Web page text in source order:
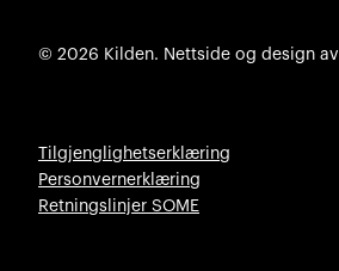
© 2026 Kilden. Nettside og design av
Tilgjenglighetserklæring
Personvernerklæring
Retningslinjer SOME